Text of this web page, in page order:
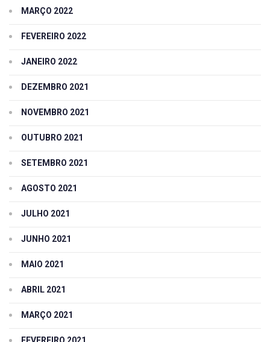
MARÇO 2022
FEVEREIRO 2022
JANEIRO 2022
DEZEMBRO 2021
NOVEMBRO 2021
OUTUBRO 2021
SETEMBRO 2021
AGOSTO 2021
JULHO 2021
JUNHO 2021
MAIO 2021
ABRIL 2021
MARÇO 2021